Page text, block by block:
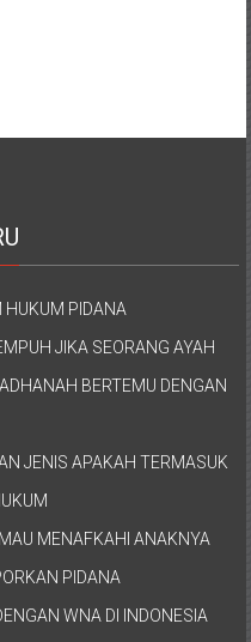
HUKUM PIDANA
JIKA SEORANG AYAH
BERTEMU DENGAN
JENIS APAKAH TERMASUK
MENAFKAHI ANAKNYA
PIDANA
WNA DI INDONESIA